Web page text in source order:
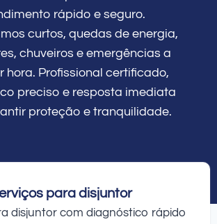
rápido e seguro.
curtos, quedas de energia,
chuveiros e emergências a
hora. Profissional certificado,
preciso e resposta imediata
proteção e tranquilidade.
para disjuntor
disjuntor com diagnóstico rápido